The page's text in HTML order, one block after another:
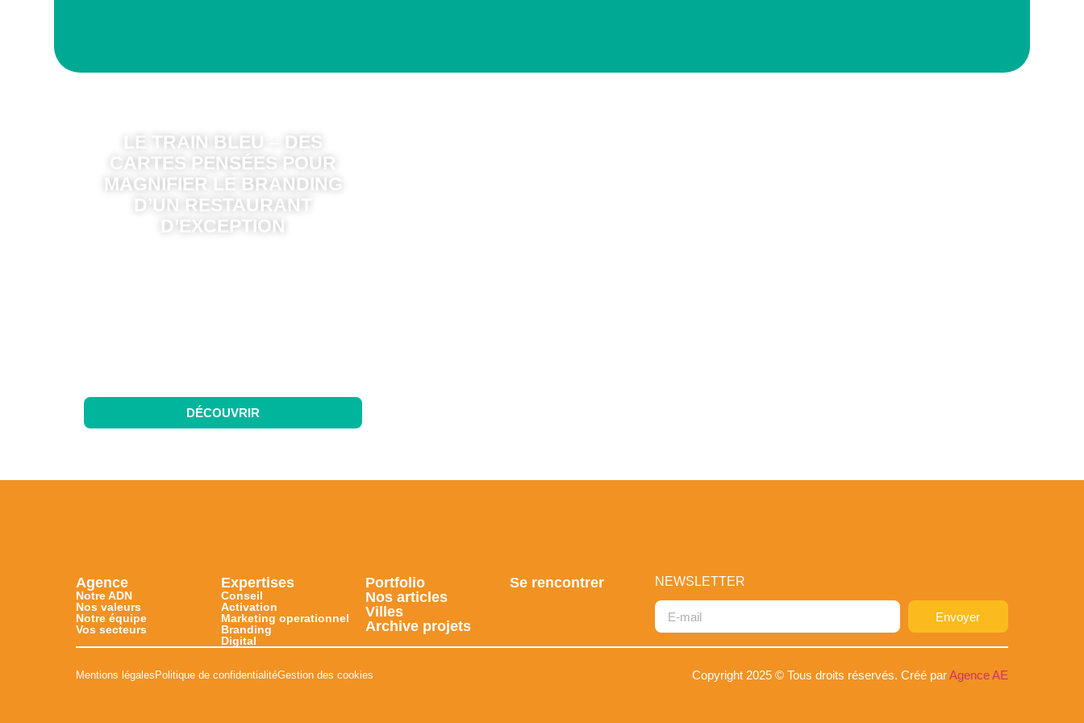
LE TRAIN BLEU – DES
CARTES PENSÉES POUR
MAGNIFIER LE BRANDING
D’UN RESTAURANT
D’EXCEPTION
DÉCOUVRIR
Agence
Notre ADN
Nos valeurs
Notre équipe
Vos secteurs
Expertises
Conseil
Activation
Marketing operationnel
Branding
Digital
Portfolio
Nos articles
Villes
Archive projets
Se rencontrer NEWSLETTER
Envoyer
Alternative:
Mentions légales Politique de confidentialitéGestion des cookies Copyright 2025 © Tous droits réservés. Créé parAgence AE